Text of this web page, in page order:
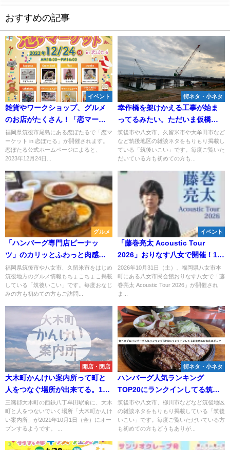
おすすめの記事
イベント
雑貨やワークショップ、グルメ
のお店がたくさん！「恋マーケ
ット in 恋ぼたる」12月24日開催
福岡県筑後市尾島にある恋ぼたるで「恋マ
ーケット in 恋ぼたる」が開催されます。
恋ぼたる公式ホームページによると、
2023年12月24日...
街ネタ・小ネタ
幸作橋を架けかえる工事が始ま
ってるみたい。ただいま仮橋工
事中！（みやま市）
筑後市や八女市、久留米市や大牟田市など
など筑後地区の雑談ネタをもりもり掲載し
ている「筑後いこい」です。毎度ご覧いた
だいている方も初めての方も...
グルメ
「ハンバーグ専門店ピーナッ
ツ」のカリッとふわっと肉感た
っぷりなハンバーグをこだわり
のソースで食す
福岡県筑後市や八女市、久留米市をはじめ
筑後地方のグルメ情報もちょこちょこ掲載
している「筑後いこい」です。毎度おなじ
みの方も初めての方もご訪問...
イベント
「藤巻亮太 Acoustic Tour
2026」おりなす八女で開催！18
歳以下を座席数限定で無料招待
（八女市）
2026年10月31日（土）、福岡県八女市本
町にある八女市民会館おりなす八女で「藤
巻亮太 Acoustic Tour 2026」が開催され
ま...
開店・閉店
大木町かんけい案内所って町と
人をつなぐ場所が出来てる。1人
乗りEＶが楽しそう！10月1日オ
ープン
三潴郡大木町の西鉄八丁牟田駅前に、大木
町と人をつないでいく場所「大木町かんけ
い案内所」が2021年10月1日（金）にオー
プンするようです。 ...
街ネタ・小ネタ
ハンバーグ人気ランキング
TOP20にランクインしてる筑後
地区のお店はどこ？食べログ
筑後市や八女市、柳川市などなど筑後地区
の雑談ネタをもりもり掲載している「筑後
いこい」です。毎度ご覧いただいている方
も初めての方もどうもありが...